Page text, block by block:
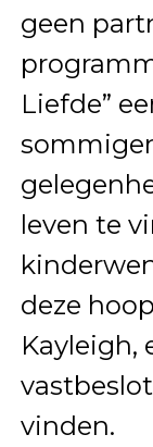
geen
Liefde”
leven te
deze
Kayleigh,
vinden.